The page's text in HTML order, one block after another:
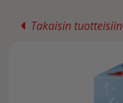
Takaisin tuotteisiin